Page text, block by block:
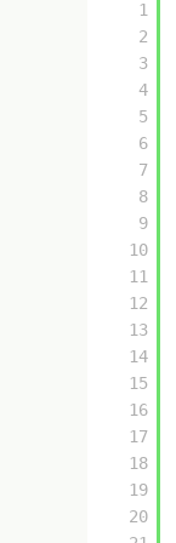
1
2
3
4
5
6
7
8
9
10
11
12
13
14
15
16
17
18
19
20